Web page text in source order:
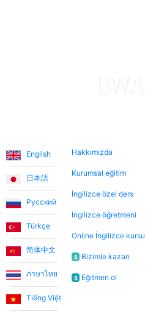
English
日本語
Русский
Türkçe
简体中文
ภาษาไทย
Tiếng Việt
Hakkımızda
Kurumsal eğitim
İngilizce özel ders
İngilizce öğretmeni
Online İngilizce kursu
$ Bizimle kazan
$ Eğitmen ol